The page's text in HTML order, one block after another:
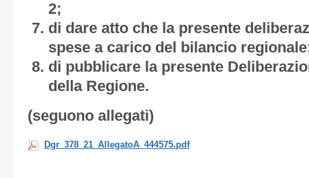
2;
di dare atto che la presente
spese a carico del bilancio
di pubblicare la presente
della Regione.
(seguono allegati)
Dgr_378_21_AllegatoA_444575.pdf